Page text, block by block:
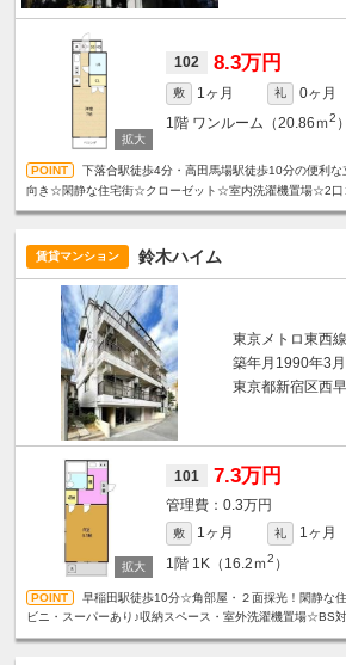
102 8.3万円
敷 1ヶ月 礼
0ヶ月
1階 ワンルーム（20.86ｍ2 ）
下落合駅徒歩4分・高田馬場駅徒歩10分の便利な
向き☆閑静な住宅街☆クローゼット☆室内洗濯機置場☆2口
賃貸マンション 鈴木ハイム
東京メトロ東西
築年月1990年3
東京都新宿区西
101 7.3万円
0.3万円
敷 1ヶ月 礼
1ヶ月
1階 1K（16.2ｍ2 ）
早稲田駅徒歩10分☆角部屋・２面採光！閑静な
ビニ・スーパーあり♪収納スペース・室外洗濯機置場☆BS